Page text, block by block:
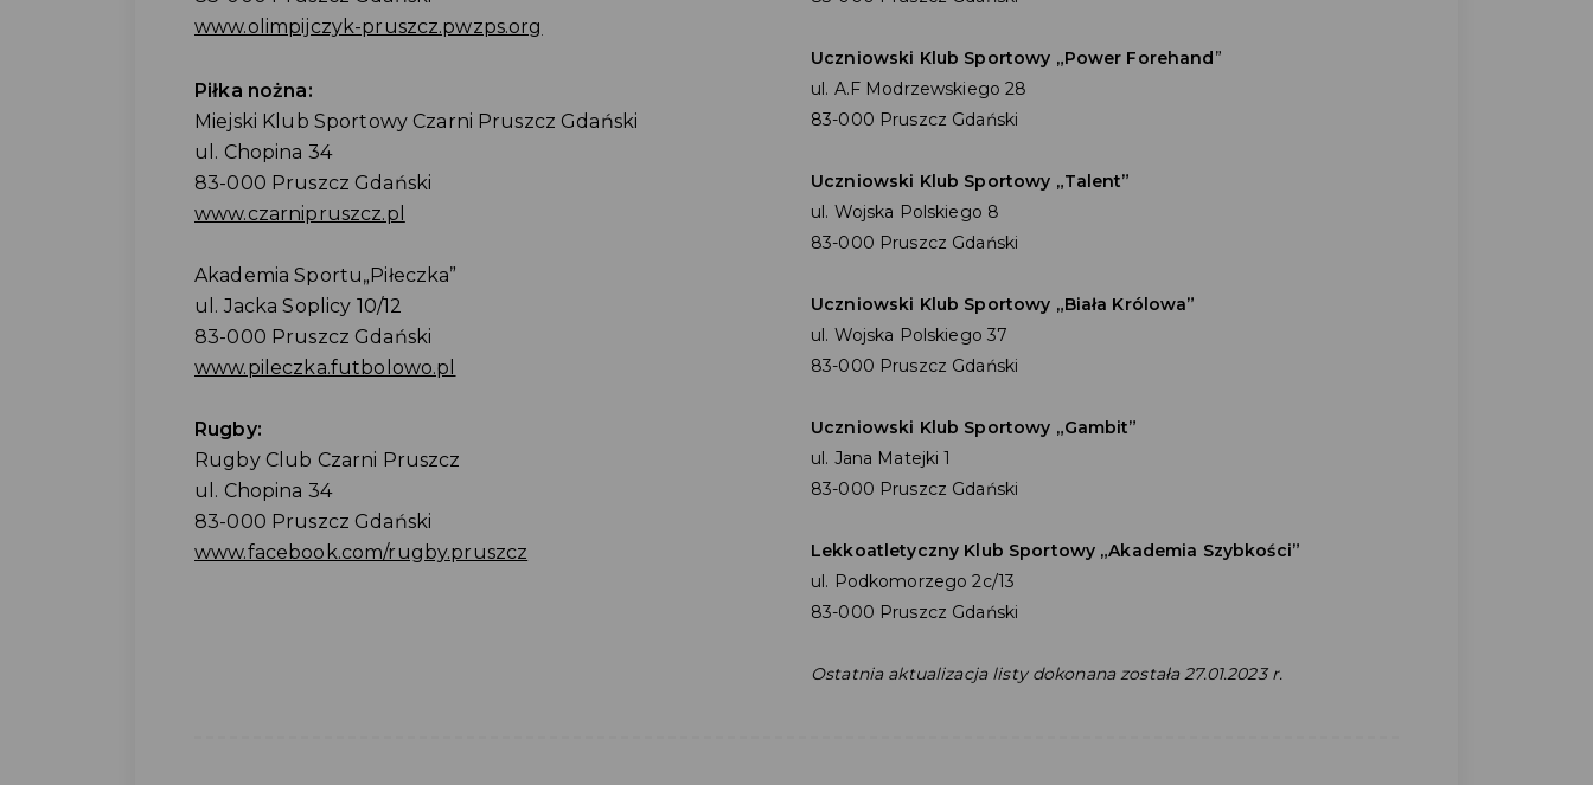
www.olimpijczyk-pruszcz.pwzps.org
Piłka nożna:
Miejski Klub Sportowy Czarni Pruszcz Gdański
ul. Chopina 34
83-000 Pruszcz Gdański
www.czarnipruszcz.pl
Akademia Sportu„Piłeczka”
ul. Jacka Soplicy 10/12
83-000 Pruszcz Gdański
www.pileczka.futbolowo.pl
Rugby:
Rugby Club Czarni Pruszcz
ul. Chopina 34
83-000 Pruszcz Gdański
www.facebook.com/rugby.pruszcz
Uczniowski Klub Sportowy „Power Forehand”
ul. A.F Modrzewskiego 28
83-000 Pruszcz Gdański
Uczniowski Klub Sportowy „Talent”
ul. Wojska Polskiego 8
83-000 Pruszcz Gdański
Uczniowski Klub Sportowy „Biała Królowa”
ul. Wojska Polskiego 37
83-000 Pruszcz Gdański
Uczniowski Klub Sportowy „Gambit”
ul. Jana Matejki 1
83-000 Pruszcz Gdański
Lekkoatletyczny Klub Sportowy „Akademia Szybkości”
ul. Podkomorzego 2c/13
83-000 Pruszcz Gdański
Ostatnia aktualizacja listy dokonana została 27.01.2023 r.